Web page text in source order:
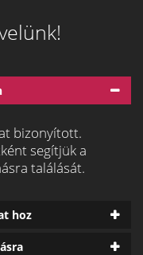
bizonyított.
segítjük a
találását.
hoz